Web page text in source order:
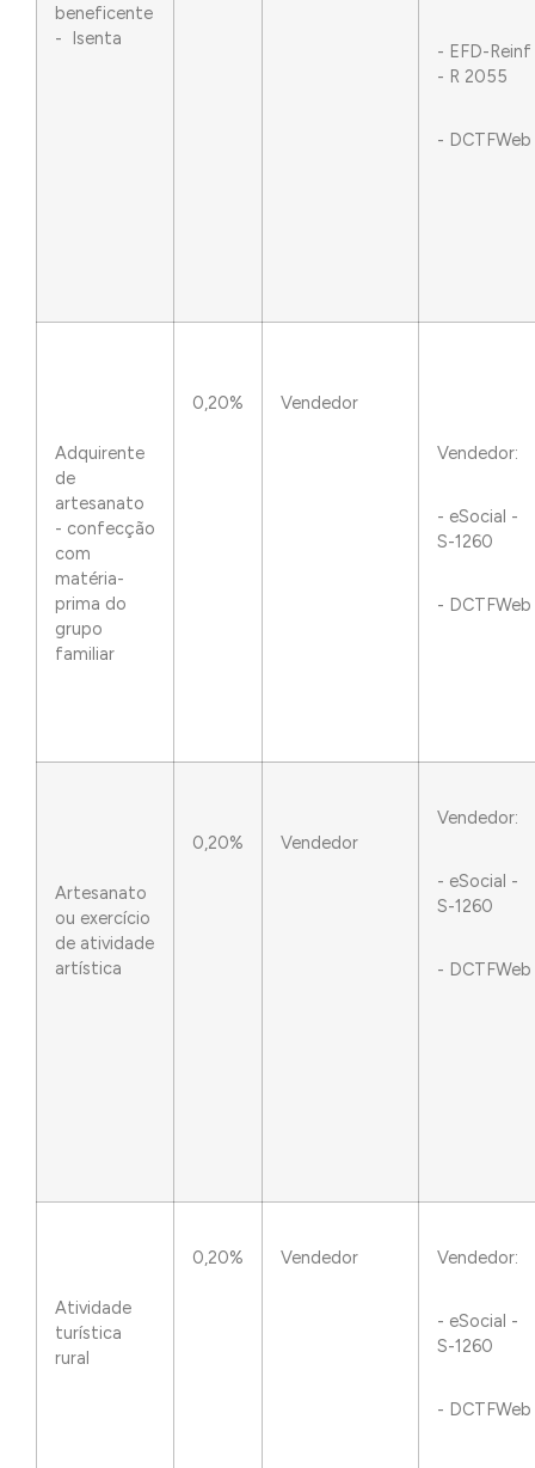
beneficente
- Isenta
- EFD-Reinf
- R 2055
- DCTFWeb
Adquirente
de
artesanato
- confecção
com
matéria-
prima do
grupo
familiar
0,20% Vendedor
Vendedor:
- eSocial -
S-1260
- DCTFWeb
Artesanato
ou exercício
de atividade
artística
0,20% Vendedor
Vendedor:
- eSocial -
S-1260
- DCTFWeb
Atividade
turística
rural
0,20% Vendedor Vendedor:
- eSocial -
S-1260
- DCTFWeb